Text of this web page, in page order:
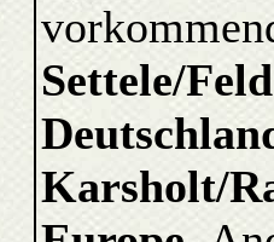
Settele/
Karsholt/